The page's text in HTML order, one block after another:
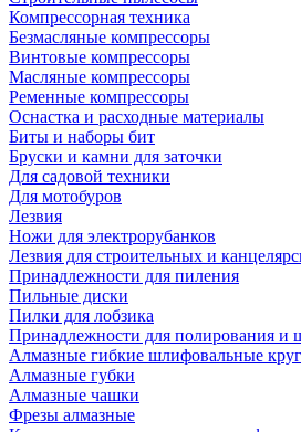
Компрессорная техника
Безмасляные компрессоры
Винтовые компрессоры
Масляные компрессоры
Ременные компрессоры
Оснастка и расходные материалы
Биты и наборы бит
Бруски и камни для заточки
Для садовой техники
Для мотобуров
Лезвия
Ножи для электрорубанков
Лезвия для строительных и
Принадлежности для пиления
Пильные диски
Пилки для лобзика
Принадлежности для полирования и
Алмазные гибкие шлифовальные
Алмазные губки
Алмазные чашки
Фрезы алмазные